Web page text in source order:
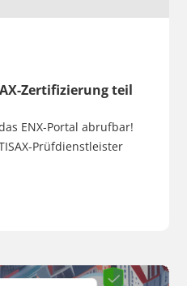
Zertifizierung teil
ENX-Portal abrufbar!
Prüfdienstleister